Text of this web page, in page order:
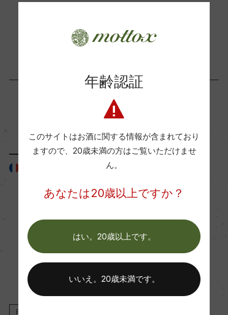
(2021)ジルベール&ガイヤール 2023 金賞 (2020)
ジルベール&ガイヤール 2023 金賞 (2019)サクラ
アワード 2023 金賞/ジルベール&ガイヤール 2022
金賞 (2018)ジルベール&ガイヤール 2021 金賞 (20
16)ジルベール&ガイヤール 2020 金賞 (2008)マコ
ゼルス ワイン&スピリッツ・アワーズ 金賞
海外ワイン専門誌評価歴
Wine Advocate 獲得点
「生産者」が同じ商品
白
年齢認証
このサイトはお酒に関する情報が含まれており
ますので、 20歳未満の方はご覧いただけませ
ん。
あなたは20歳以上ですか？
はい。20歳以上です。
いいえ。20歳未満です。